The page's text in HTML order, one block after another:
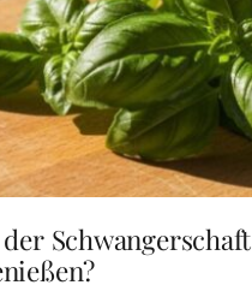
Schwangerschaft